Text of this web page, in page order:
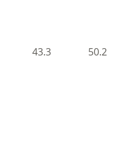
43.3 50.2